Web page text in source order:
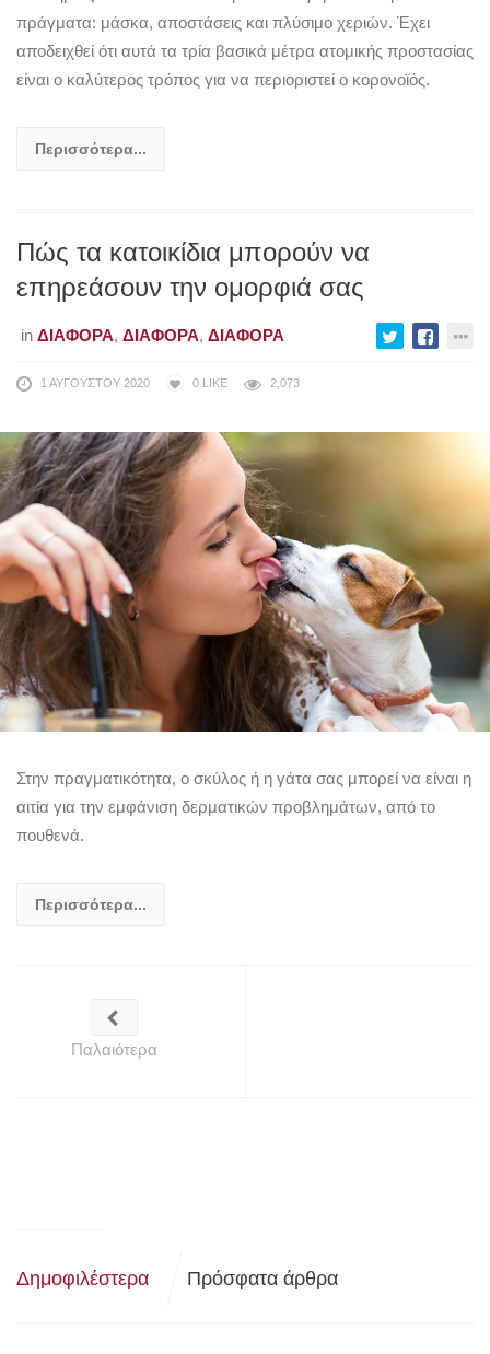
πράγματα: μάσκα, αποστάσεις και πλύσιμο χεριών. Έχει
αποδειχθεί ότι αυτά τα τρία βασικά μέτρα ατομικής προστασίας
είναι ο καλύτερος τρόπος για να περιοριστεί ο κορονοϊός.
Περισσότερα...
Πώς τα κατοικίδια μπορούν να
επηρεάσουν την ομορφιά σας
in ΔΙΆΦΟΡΑ, ΔΙΆΦΟΡΑ, ΔΙΆΦΟΡΑ
1 ΑΥΓΟΎΣΤΟΥ 2020 0 LIKE 2,073
Στην πραγματικότητα, ο σκύλος ή η γάτα σας μπορεί να είναι η
αιτία για την εμφάνιση δερματικών προβλημάτων, από το
πουθενά.
Περισσότερα...
Παλαιότερα
Δημοφιλέστερα Πρόσφατα άρθρα